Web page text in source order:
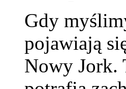
Gdy
pojawiają
Nowy Jork.